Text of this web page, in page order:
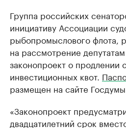
Группа российских
инициативу Ассоциации
рыбопромыслового флота,
на рассмотрение
законопроект о продлении
инвестиционных квот.
размещен на сайте
«Законопроект
двадцатилетний срок